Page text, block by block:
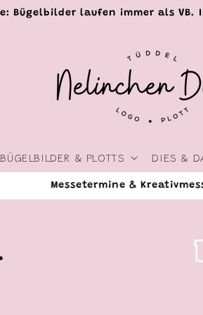
Bügelbilder laufen immer als VB.
BÜGELBILDER & PLOTTS DIES &
Livestreams & Events